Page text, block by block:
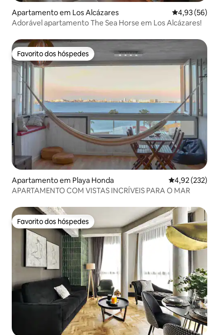
Apartamento em Los Alcázares Classificação
4,93 (56)
Adorável apartamento The Sea Horse em Los Alcázares!
Favorito dos hóspedes
Favorito dos hóspedes
Apartamento em Playa Honda Classificação
4,92 (232)
APARTAMENTO COM VISTAS INCRÍVEIS PARA O MAR
Favorito dos hóspedes
Favorito dos hóspedes